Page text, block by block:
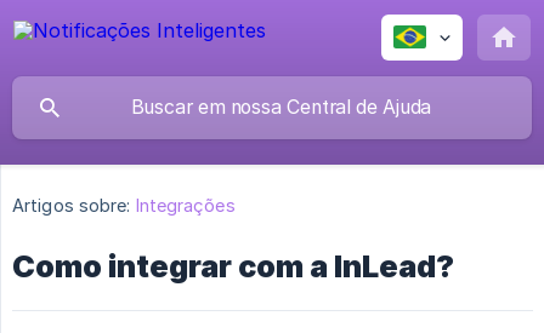
Artigos sobre: Integrações
Como integrar com a InLead?